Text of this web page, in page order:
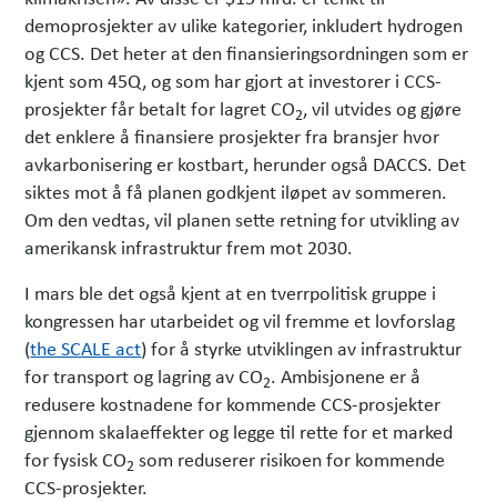
demoprosjekter av ulike kategorier, inkludert hydrogen
og CCS. Det heter at den finansieringsordningen som er
kjent som 45Q, og som har gjort at investorer i CCS-
prosjekter får betalt for lagret CO2, vil utvides og gjøre
det enklere å finansiere prosjekter fra bransjer hvor
avkarbonisering er kostbart, herunder også DACCS. Det
siktes mot å få planen godkjent iløpet av sommeren.
Om den vedtas, vil planen sette retning for utvikling av
amerikansk infrastruktur frem mot 2030.
I mars ble det også kjent at en tverrpolitisk gruppe i
kongressen har utarbeidet og vil fremme et lovforslag
(the SCALE act) for å styrke utviklingen av infrastruktur
for transport og lagring av CO2. Ambisjonene er å
redusere kostnadene for kommende CCS-prosjekter
gjennom skalaeffekter og legge til rette for et marked
for fysisk CO2 som reduserer risikoen for kommende
CCS-prosjekter.